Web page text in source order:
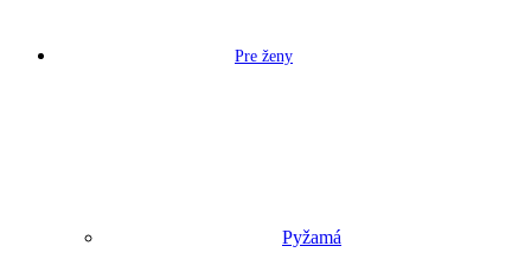
Pre ženy
Pyžamá